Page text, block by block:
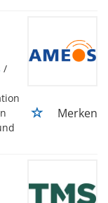
/
Merken